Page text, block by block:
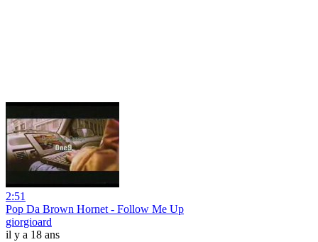
2:51
Pop Da Brown Hornet - Follow Me Up
giorgioard
il y a 18 ans